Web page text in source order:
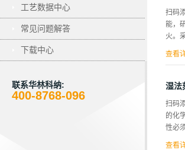
工艺数据中心
常见问题解答
下载中心
联系华林科纳:
400-8768-096
离子
制备
了比
大气
扫码
能，
火。
性能
的银
氧化
为1
利用
查看
湿法
扫码
的化
性必
查看